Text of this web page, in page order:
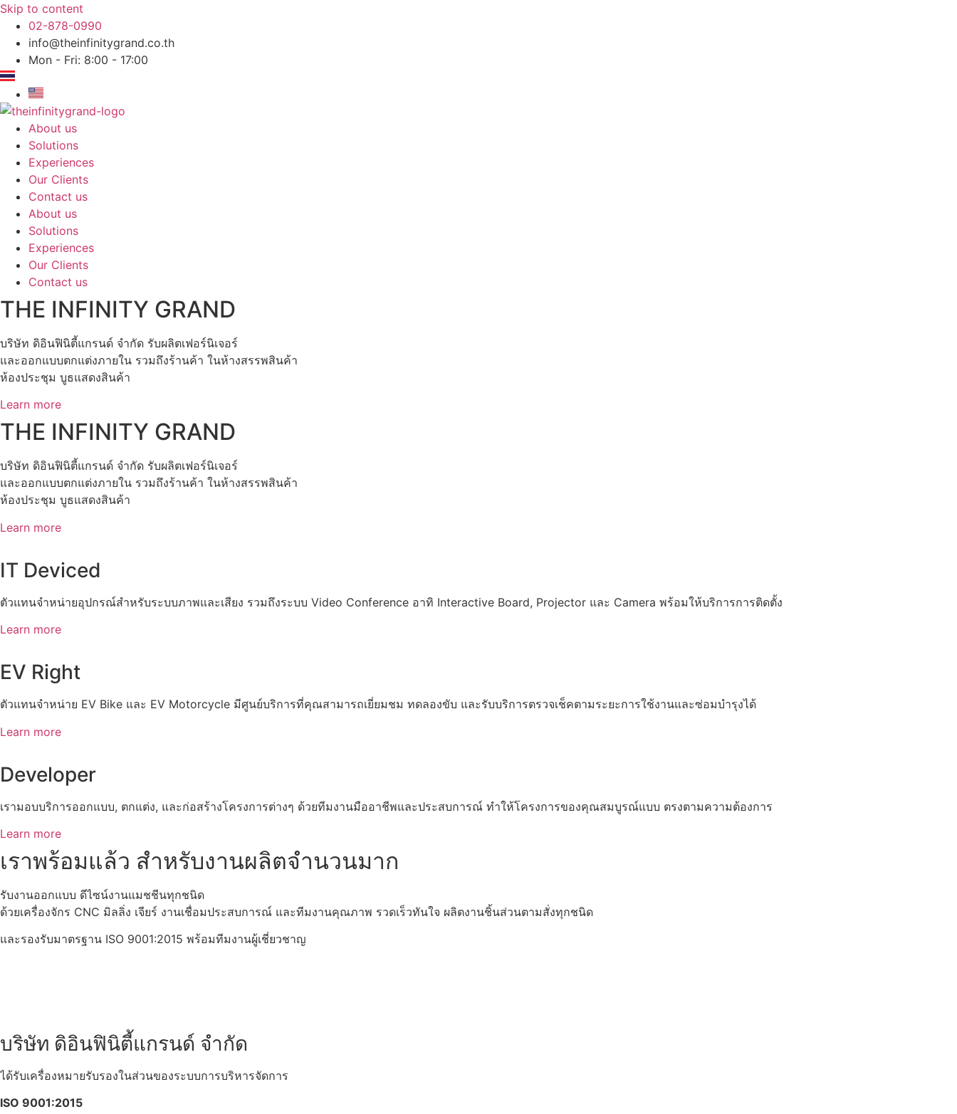
Skip to content
02-878-0990
info@theinfinitygrand.co.th
Mon - Fri: 8:00 - 17:00
About us
Solutions
Experiences
Our Clients
Contact us
About us
Solutions
Experiences
Our Clients
Contact us
THE INFINITY GRAND
บริษัท ดิอินฟินิตี้แกรนด์ จำกัด รับผลิตเฟอร์นิเจอร์
และออกแบบตกแต่งภายใน รวมถึงร้านค้า ในห้างสรรพสินค้า
ห้องประชุม บูธแสดงสินค้า
Learn more
THE INFINITY GRAND
บริษัท ดิอินฟินิตี้แกรนด์ จำกัด รับผลิตเฟอร์นิเจอร์
และออกแบบตกแต่งภายใน รวมถึงร้านค้า ในห้างสรรพสินค้า
ห้องประชุม บูธแสดงสินค้า
Learn more
IT Deviced
ตัวแทนจำหน่ายอุปกรณ์สำหรับระบบภาพและเสียง รวมถึงระบบ Video Conference อาทิ Interactive Board, Projector และ Camera พร้อมให้บริการการติดตั้ง
Learn more
EV Right
ตัวแทนจำหน่าย EV Bike และ EV Motorcycle มีศูนย์บริการที่คุณสามารถเยี่ยมชม ทดลองขับ และรับบริการตรวจเช็คตามระยะการใช้งานและซ่อมบำรุงได้
Learn more
Developer
เรามอบบริการออกแบบ, ตกแต่ง, และก่อสร้างโครงการต่างๆ ด้วยทีมงานมืออาชีพและประสบการณ์ ทำให้โครงการของคุณสมบูรณ์แบบ ตรงตามความต้องการ
Learn more
เราพร้อมแล้ว สำหรับงานผลิตจำนวนมาก
รับงานออกแบบ ดีไซน์งานแมชชีนทุกชนิด
ด้วยเครื่องจักร CNC มิลลิ่ง เจียร์ งานเชื่อมประสบการณ์ และทีมงานคุณภาพ รวดเร็วทันใจ ผลิตงานชิ้นส่วนตามสั่งทุกชนิด
และรองรับมาตรฐาน ISO 9001:2015 พร้อมทีมงานผู้เชี่ยวชาญ
บริษัท ดิอินฟินิตี้แกรนด์ จำกัด
ได้รับเครื่องหมายรับรองในส่วนของระบบการบริหารจัดการ
ISO 9001:2015